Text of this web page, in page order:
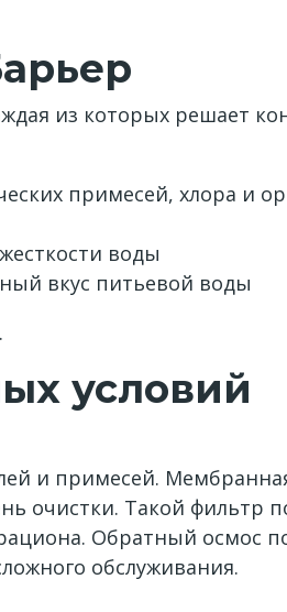
из которых решает
примесей, хлора и
воды
вкус питьевой воды
условий
и примесей.
очистки. Такой фильтр
Обратный осмос
обслуживания.